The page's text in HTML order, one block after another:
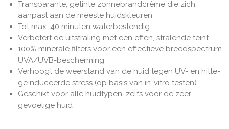
Transparante, getinte zonnebrandcrème die zich
aanpast aan de meeste huidskleuren
Tot max. 40 minuten waterbestendig
Verbetert de uitstraling met een effen, stralende teint
100% minerale filters voor een effectieve breedspectrum
UVA/UVB-bescherming
Verhoogt de weerstand van de huid tegen UV- en hitte-
geïnduceerde stress (op basis van in-vitro testen)
Geschikt voor alle huidtypen, zelfs voor de zeer
gevoelige huid